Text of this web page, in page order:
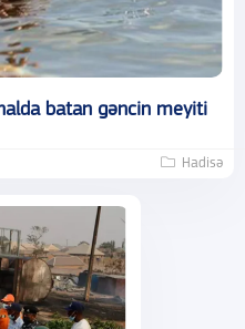
batan gəncin meyiti
Hadisə